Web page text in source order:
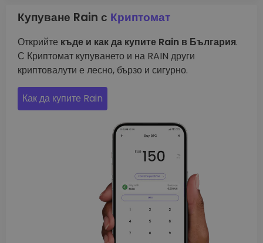
Купуване Rain с Криптомат
Открийте къде и как да купите Rain в България.
С Криптомат купуването и на RAIN други
криптовалути е лесно, бързо и сигурно.
Как да купите Rain